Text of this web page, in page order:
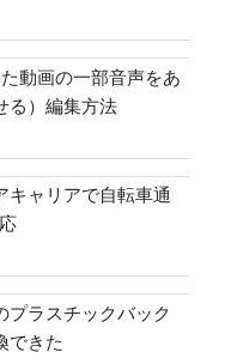
動画の一部音声をあ
る）編集方法
キャリアで自転車通
プラスチックバック
できた